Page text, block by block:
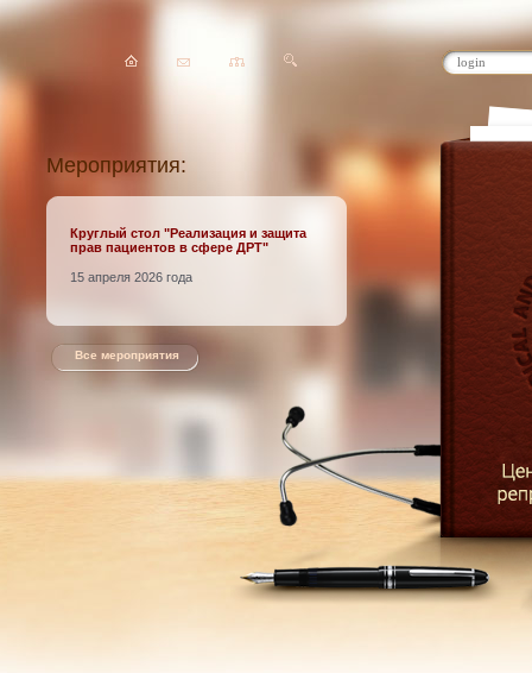
Мероприятия:
Круглый стол "Реализация и защита
прав пациентов в сфере ДРТ"
15 апреля 2026 года
Все мероприятия